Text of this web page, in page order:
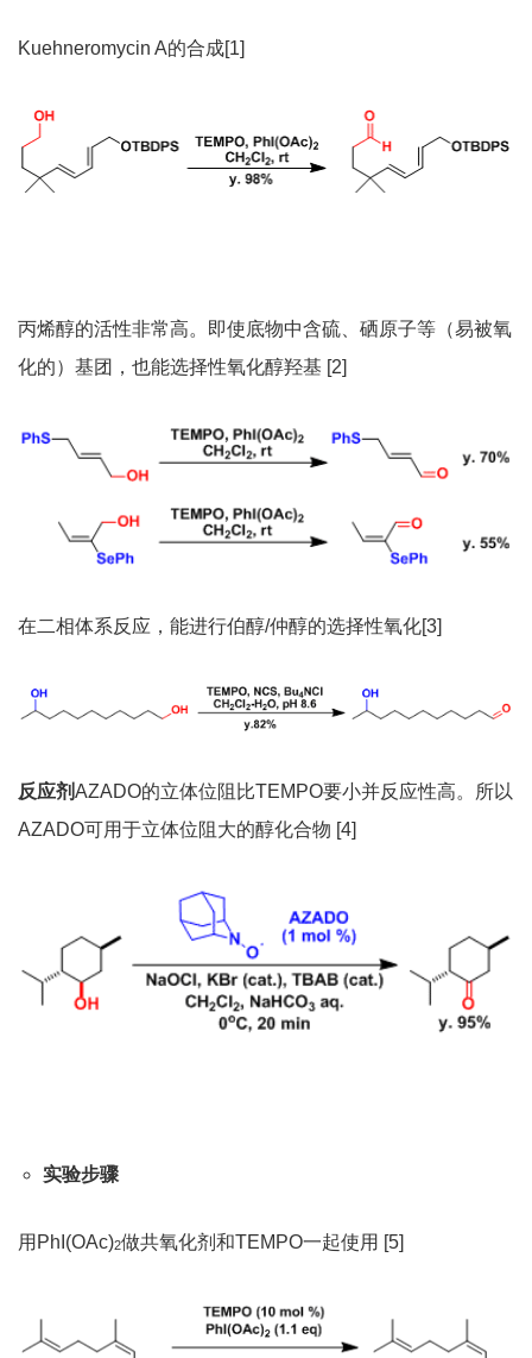
Kuehneromycin A的合成[1]
丙烯醇的活性非常高。即使底物中含硫、硒原子等（易被氧
化的）基团，也能选择性氧化醇羟基 [2]
在二相体系反应，能进行伯醇/仲醇的选择性氧化[3]
反应剂AZADO的立体位阻比TEMPO要小并反应性高。所以
AZADO可用于立体位阻大的醇化合物 [4]
实验步骤
用PhI(OAc)2做共氧化剂和TEMPO一起使用 [5]